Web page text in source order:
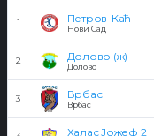
1 Петров-Каћ
Нови Сад
2 Долово (ж)
Долово
3 Врбас
Врбас
Халас Јожеф 2